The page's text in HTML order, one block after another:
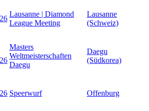
Lausanne | Diamond
League Meeting
Lausanne
(Schweiz)
Masters
Weltmeisterschaften
Daegu
Daegu
(Südkorea)
Speerwurf Offenburg